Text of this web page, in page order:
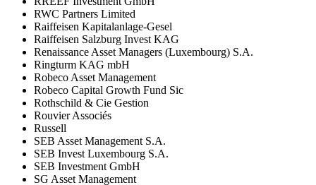
RWC Partners Limited
Raiffeisen Kapitalanlage-Gesel
Raiffeisen Salzburg Invest KAG
Renaissance Asset Managers (Luxembourg) S.A.
Ringturm KAG mbH
Robeco Asset Management
Robeco Capital Growth Fund Sic
Rothschild & Cie Gestion
Rouvier Associés
Russell
SEB Asset Management S.A.
SEB Invest Luxembourg S.A.
SEB Investment GmbH
SG Asset Management